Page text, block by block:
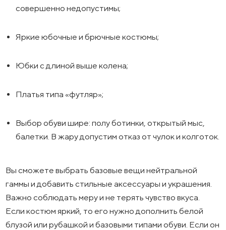
совершенно недопустимы;
Яркие юбочные и брючные костюмы;
Юбки с длиной выше колена;
Платья типа «футляр»;
Выбор обуви шире: полу ботинки, открытый мыс,
балетки. В жару допустим отказ от чулок и колготок.
Вы сможете выбрать базовые вещи нейтральной
гаммы и добавить стильные аксессуары и украшения.
Важно соблюдать меру и не терять чувство вкуса.
Если костюм яркий, то его нужно дополнить белой
блузой или рубашкой и базовыми типами обуви. Если он